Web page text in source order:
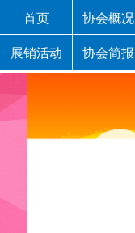
首页 协会概况
展销活动
协会简报